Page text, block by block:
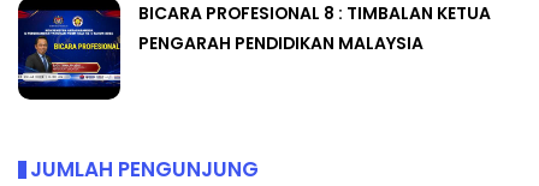
BICARA PROFESIONAL 8 : TIMBALAN KETUA
PENGARAH PENDIDIKAN MALAYSIA
JUMLAH PENGUNJUNG